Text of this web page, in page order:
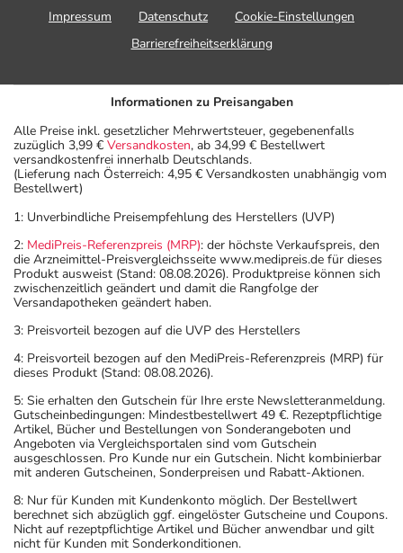
Impressum
Datenschutz
Cookie-Einstellungen
Barrierefreiheitserklärung
Informationen zu Preisangaben
Alle Preise inkl. gesetzlicher Mehrwertsteuer, gegebenenfalls
zuzüglich 3,99 € Versandkosten, ab 34,99 € Bestellwert
versandkostenfrei innerhalb Deutschlands.
(Lieferung nach Österreich: 4,95 € Versandkosten unabhängig vom
Bestellwert)
1: Unverbindliche Preisempfehlung des Herstellers (UVP)
2: MediPreis-Referenzpreis (MRP): der höchste Verkaufspreis, den
die Arzneimittel-Preisvergleichsseite www.medipreis.de für dieses
Produkt ausweist (Stand: 08.08.2026). Produktpreise können sich
zwischenzeitlich geändert und damit die Rangfolge der
Versandapotheken geändert haben.
3: Preisvorteil bezogen auf die UVP des Herstellers
4: Preisvorteil bezogen auf den MediPreis-Referenzpreis (MRP) für
dieses Produkt (Stand: 08.08.2026).
5: Sie erhalten den Gutschein für Ihre erste Newsletteranmeldung.
Gutscheinbedingungen: Mindestbestellwert 49 €. Rezeptpflichtige
Artikel, Bücher und Bestellungen von Sonderangeboten und
Angeboten via Vergleichsportalen sind vom Gutschein
ausgeschlossen. Pro Kunde nur ein Gutschein. Nicht kombinierbar
mit anderen Gutscheinen, Sonderpreisen und Rabatt-Aktionen.
8: Nur für Kunden mit Kundenkonto möglich. Der Bestellwert
berechnet sich abzüglich ggf. eingelöster Gutscheine und Coupons.
Nicht auf rezeptpflichtige Artikel und Bücher anwendbar und gilt
nicht für Kunden mit Sonderkonditionen.